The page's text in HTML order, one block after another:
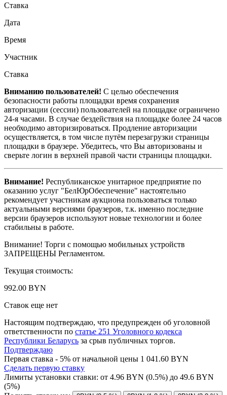
Ставка
Дата
Время
Участник
Ставка
Вниманию пользователей! С целью обеспечения
безопасности работы площадки время сохранения
авторизации (сессии) пользователей на площадке ограничено
24-я часами. В случае бездействия на площадке более 24 часов
необходимо авторизироваться. Продление авторизации
осуществляется, в том числе путём перезагрузки страницы
площадки в браузере. Убедитесь, что Вы авторизованы и
сверьте логин в верхней правой части страницы площадки.
Внимание! Республиканское унитарное предприятие по
оказанию услуг "БелЮрОбеспечение" настоятельно
рекомендует участникам аукциона пользоваться только
актуальными версиями браузеров, т.к. именно последние
версии браузеров используют новые технологии и более
стабильны в работе.
Внимание! Торги с помощью мобильных устройств
ЗАПРЕЩЕНЫ Регламентом.
Текущая стоимость:
992.00 BYN
Ставок еще нет
Настоящим подтверждаю, что предупрежден об уголовной
ответственности по статье 251 Уголовного кодекса
Республики Беларусь за срыв публичных торгов.
Подтверждаю
Первая ставка - 5% от начальной цены 1 041.60 BYN
Сделать первую ставку
Лимиты установки ставки: от 4.96 BYN (0.5%) до 49.6 BYN
(5%)